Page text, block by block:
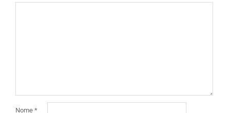
Nome *